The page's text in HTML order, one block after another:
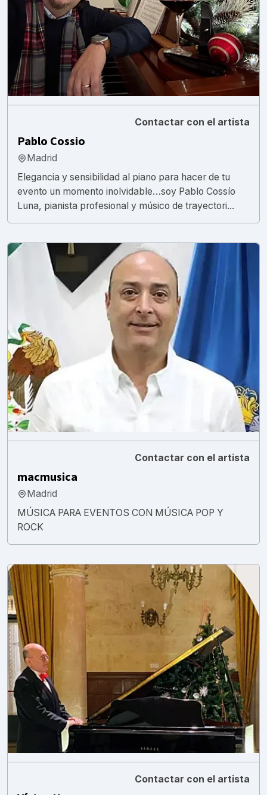
Contactar con el artista
Pablo Cossio
Madrid
Elegancia y sensibilidad al piano para hacer de tu
evento un momento inolvidable…soy Pablo Cossío
Luna, pianista profesional y músico de trayectori...
Contactar con el artista
macmusica
Madrid
MÚSICA PARA EVENTOS CON MÚSICA POP Y
ROCK
Contactar con el artista